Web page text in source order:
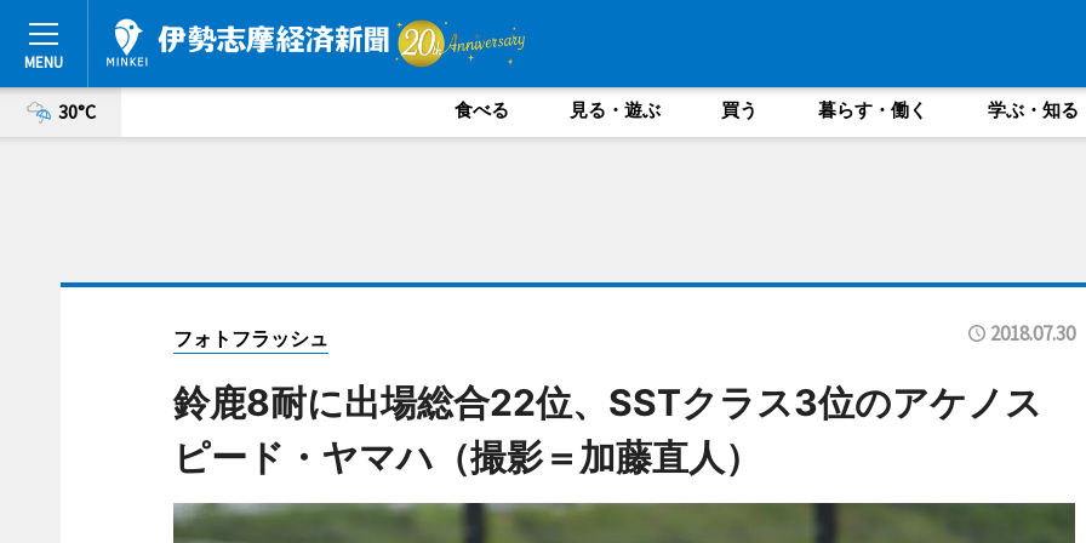
30°C 食べる 見る・遊ぶ 買う 暮らす・働く 学ぶ・知る
フォトフラッシュ 2018.07.30
鈴鹿8耐に出場総合22位、SSTクラス3位のアケノス
ピード・ヤマハ（撮影＝加藤直人）